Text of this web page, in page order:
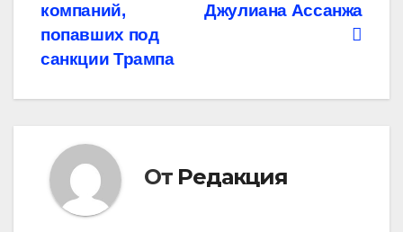
Джулиана Ассанжа
компаний,
попавших под
санкции Трампа
От Редакция